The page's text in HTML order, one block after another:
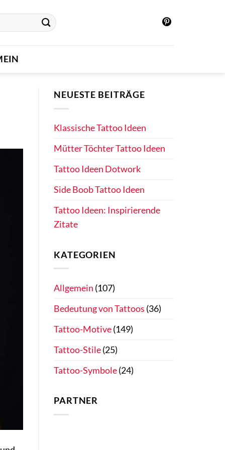
NEUESTE BEITRÄGE
Klassische Tattoo Ideen
Mütter Töchter Tattoo Ideen
Tattoo Ideen Dotwork
Side Boob Tattoo Ideen
Tattoo Ideen: Inspirierende
Zitate
KATEGORIEN
Allgemein (107)
Bedeutung von Tattoos (36)
Tattoo-Motive(149)
Tattoo-Stile(25)
Tattoo-Symbole(24)
PARTNER